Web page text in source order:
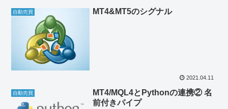
自動売買 MT4&MT5のシグナル
2021.04.11
自動売買
MT4/MQL4とPythonの連携② 名
前付きパイプ